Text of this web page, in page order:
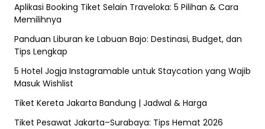
Aplikasi Booking Tiket Selain Traveloka: 5 Pilihan & Cara
Memilihnya
Panduan Liburan ke Labuan Bajo: Destinasi, Budget, dan
Tips Lengkap
5 Hotel Jogja Instagramable untuk Staycation yang Wajib
Masuk Wishlist
Tiket Kereta Jakarta Bandung | Jadwal & Harga
Tiket Pesawat Jakarta–Surabaya: Tips Hemat 2026